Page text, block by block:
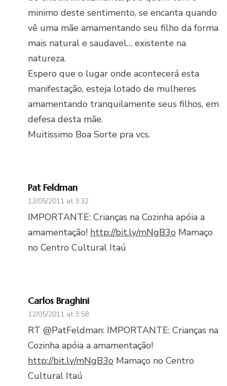
minimo deste sentimento, se encanta quando
vê uma mãe amamentando seu filho da forma
mais natural e saudavel… existente na
natureza.
Espero que o lugar onde acontecerá esta
manifestação, esteja lotado de mulheres
amamentando tranquilamente seus filhos, em
defesa desta mãe.
Muitissimo Boa Sorte pra vcs.
Pat Feldman
12/05/2011 at 3:32
IMPORTANTE: Crianças na Cozinha apóia a
amamentação! http://bit.ly/mNgB3o Mamaço
no Centro Cultural Itaú
Carlos Braghini
12/05/2011 at 3:58
RT @PatFeldman: IMPORTANTE: Crianças na
Cozinha apóia a amamentação!
http://bit.ly/mNgB3o Mamaço no Centro
Cultural Itaú